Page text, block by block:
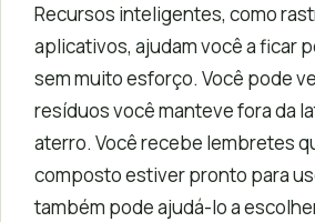
Recursos inteligentes, como
aplicativos, ajudam você a ficar
sem muito esforço. Você pode
resíduos você manteve fora da
aterro. Você recebe lembretes
composto estiver pronto para
também pode ajudá-lo a